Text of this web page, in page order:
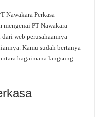
Nawakara Perkasa
mengenai PT Nawakara
web perusahaannya
Kamu sudah bertanya
bagaimana langsung